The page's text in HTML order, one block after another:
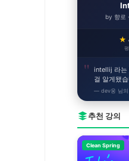
by 향로
★
intellij 라는
걸 알게됐
거 쓰니까
— dev웅 님의
추천 강의
Clean Spring